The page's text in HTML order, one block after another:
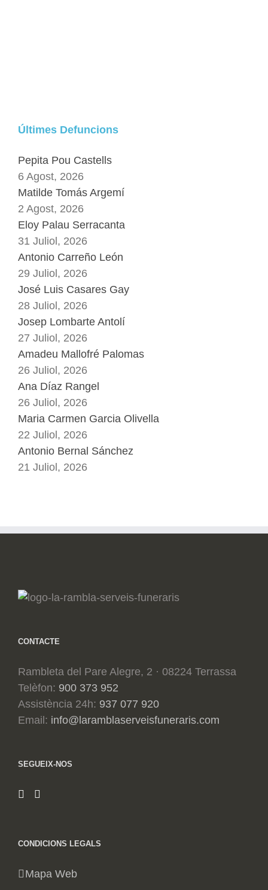
Últimes Defuncions
Pepita Pou Castells
6 Agost, 2026
Matilde Tomás Argemí
2 Agost, 2026
Eloy Palau Serracanta
31 Juliol, 2026
Antonio Carreño León
29 Juliol, 2026
José Luis Casares Gay
28 Juliol, 2026
Josep Lombarte Antolí
27 Juliol, 2026
Amadeu Mallofré Palomas
26 Juliol, 2026
Ana Díaz Rangel
26 Juliol, 2026
Maria Carmen Garcia Olivella
22 Juliol, 2026
Antonio Bernal Sánchez
21 Juliol, 2026
CONTACTE
Rambleta del Pare Alegre, 2 · 08224 Terrassa
Telèfon: 900 373 952
Assistència 24h: 937 077 920
Email: info@laramblaserveisfuneraris.com
SEGUEIX-NOS
CONDICIONS LEGALS
Mapa Web